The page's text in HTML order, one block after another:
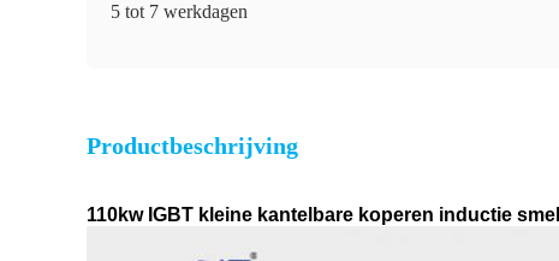
5 tot 7 werkdagen
Productbeschrijving
110kw IGBT kleine kantelbare koperen inductie